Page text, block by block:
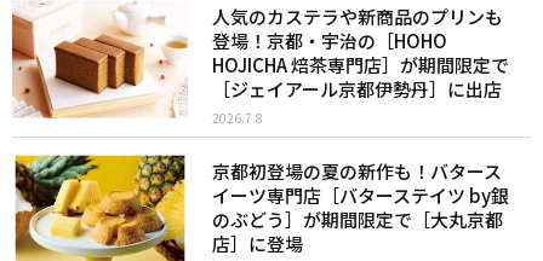
人気のカステラや新商品のプリンも
登場！京都・宇治の［HOHO
HOJICHA 焙茶専門店］が期間限定で
［ジェイアール京都伊勢丹］に出店
2026.7.8
京都初登場の夏の新作も！バタース
イーツ専門店［バターステイツ by銀
のぶどう］が期間限定で［大丸京都
店］に登場